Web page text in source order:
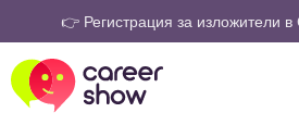
👉 Регистрация за изложители